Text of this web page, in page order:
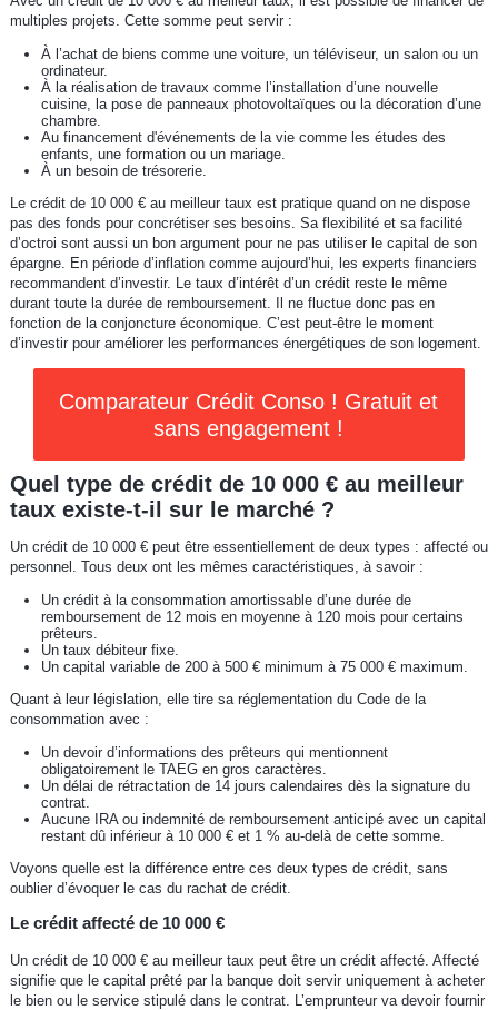
multiples projets. Cette somme peut servir :
À l’achat de biens comme une voiture, un téléviseur, un salon ou un
ordinateur.
À la réalisation de travaux comme l’installation d’une nouvelle
cuisine, la pose de panneaux photovoltaïques ou la décoration d’une
chambre.
Au financement d'événements de la vie comme les études des
enfants, une formation ou un mariage.
À un besoin de trésorerie.
Le crédit de 10 000 € au meilleur taux est pratique quand on ne dispose
pas des fonds pour concrétiser ses besoins. Sa flexibilité et sa facilité
d’octroi sont aussi un bon argument pour ne pas utiliser le capital de son
épargne. En période d’inflation comme aujourd’hui, les experts financiers
recommandent d’investir. Le taux d’intérêt d’un crédit reste le même
durant toute la durée de remboursement. Il ne fluctue donc pas en
fonction de la conjoncture économique. C’est peut-être le moment
d’investir pour améliorer les performances énergétiques de son logement.
Comparateur Crédit Conso ! Gratuit et
sans engagement !
Quel type de crédit de 10 000 € au meilleur
taux existe-t-il sur le marché ?
Un crédit de 10 000 € peut être essentiellement de deux types : affecté ou
personnel. Tous deux ont les mêmes caractéristiques, à savoir :
Un crédit à la consommation amortissable d’une durée de
remboursement de 12 mois en moyenne à 120 mois pour certains
prêteurs.
Un taux débiteur fixe.
Un capital variable de 200 à 500 € minimum à 75 000 € maximum.
Quant à leur législation, elle tire sa réglementation du Code de la
consommation avec :
Un devoir d’informations des prêteurs qui mentionnent
obligatoirement le TAEG en gros caractères.
Un délai de rétractation de 14 jours calendaires dès la signature du
contrat.
Aucune IRA ou indemnité de remboursement anticipé avec un capital
restant dû inférieur à 10 000 € et 1 % au-delà de cette somme.
Voyons quelle est la différence entre ces deux types de crédit, sans
oublier d’évoquer le cas du rachat de crédit.
Le crédit affecté de 10 000 €
Un crédit de 10 000 € au meilleur taux peut être un crédit affecté. Affecté
signifie que le capital prêté par la banque doit servir uniquement à acheter
le bien ou le service stipulé dans le contrat. L’emprunteur va devoir fournir